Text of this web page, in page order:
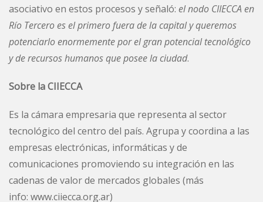
asociativo en estos procesos y señaló: el nodo CIIECCA en
Río Tercero es el primero fuera de la capital y queremos
potenciarlo enormemente por el gran potencial tecnológico
y de recursos humanos que posee la ciudad.
Sobre la CIIECCA
Es la cámara empresaria que representa al sector
tecnológico del centro del país. Agrupa y coordina a las
empresas electrónicas, informáticas y de
comunicaciones promoviendo su integración en las
cadenas de valor de mercados globales (más
info: www.ciiecca.org.ar)